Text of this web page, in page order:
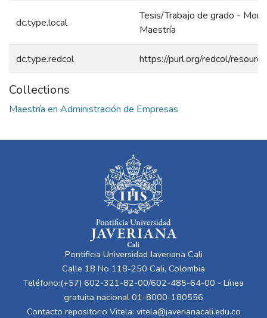
dc.type.local
Tesis/Trabajo de grado -
Maestría
dc.type.redcol https://purl.org/redcol/
Collections
Maestría en Administración de Empresas
Pontificia Universidad Javeriana Cali
Calle 18 No 118-250 Cali, Colombia
Teléfono:(+57) 602-321-82-00/602-485-64-00 - Línea
gratuita nacional 01-8000-180556
Contacto repositorio Vitela: vitela@javerianacali.edu.co